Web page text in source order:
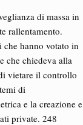
di massa in
rallentamento.
che hanno votato in
che chiedeva alla
vietare il controllo
di
e la creazione e
private. 248